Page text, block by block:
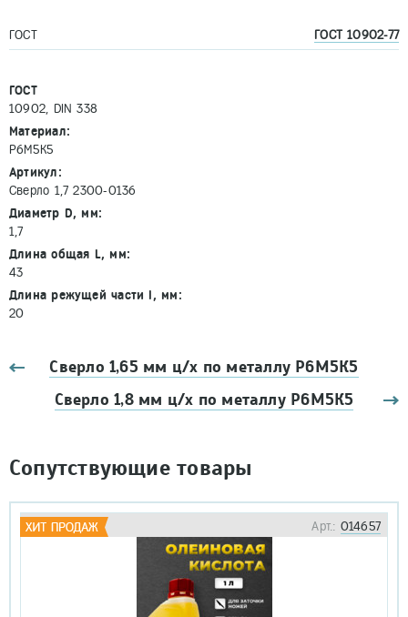
ГОСТ ГОСТ 10902-77
ГОСТ
10902, DIN 338
Материал:
Р6М5К5
Артикул:
Сверло 1,7 2300-0136
Диаметр D, мм:
1,7
Длина общая L, мм:
43
Длина режущей части l, мм:
20
Сверло 1,65 мм ц/х по металлу Р6М5К5
Сверло 1,8 мм ц/х по металлу Р6М5К5
Сопутствующие товары
Арт.: 014657